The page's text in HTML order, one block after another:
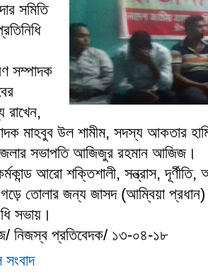
সমিতি
সম্পাদক
রাখেন,
মাহবুব উল শামীম, সদস্য আকতার
সভাপতি আজিজুর রহমান আজিজ।
আরো শক্তিশালী, সন্ত্রাস,
গড়ে তোলার জন্য জাসদ (আম্বিয়া
সভায়।
নিজস্ব প্রতিবেদক/ ১৩-০৪-১৮